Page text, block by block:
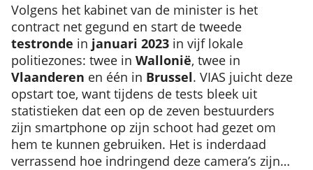
Volgens het kabinet van de minister is het
contract net gegund en start de tweede
testronde in januari 2023 in vijf lokale
politiezones: twee in Wallonië, twee in
Vlaanderen en één in Brussel. VIAS juicht deze
opstart toe, want tijdens de tests bleek uit
statistieken dat een op de zeven bestuurders
zijn smartphone op zijn schoot had gezet om
hem te kunnen gebruiken. Het is inderdaad
verrassend hoe indringend deze camera’s zijn…